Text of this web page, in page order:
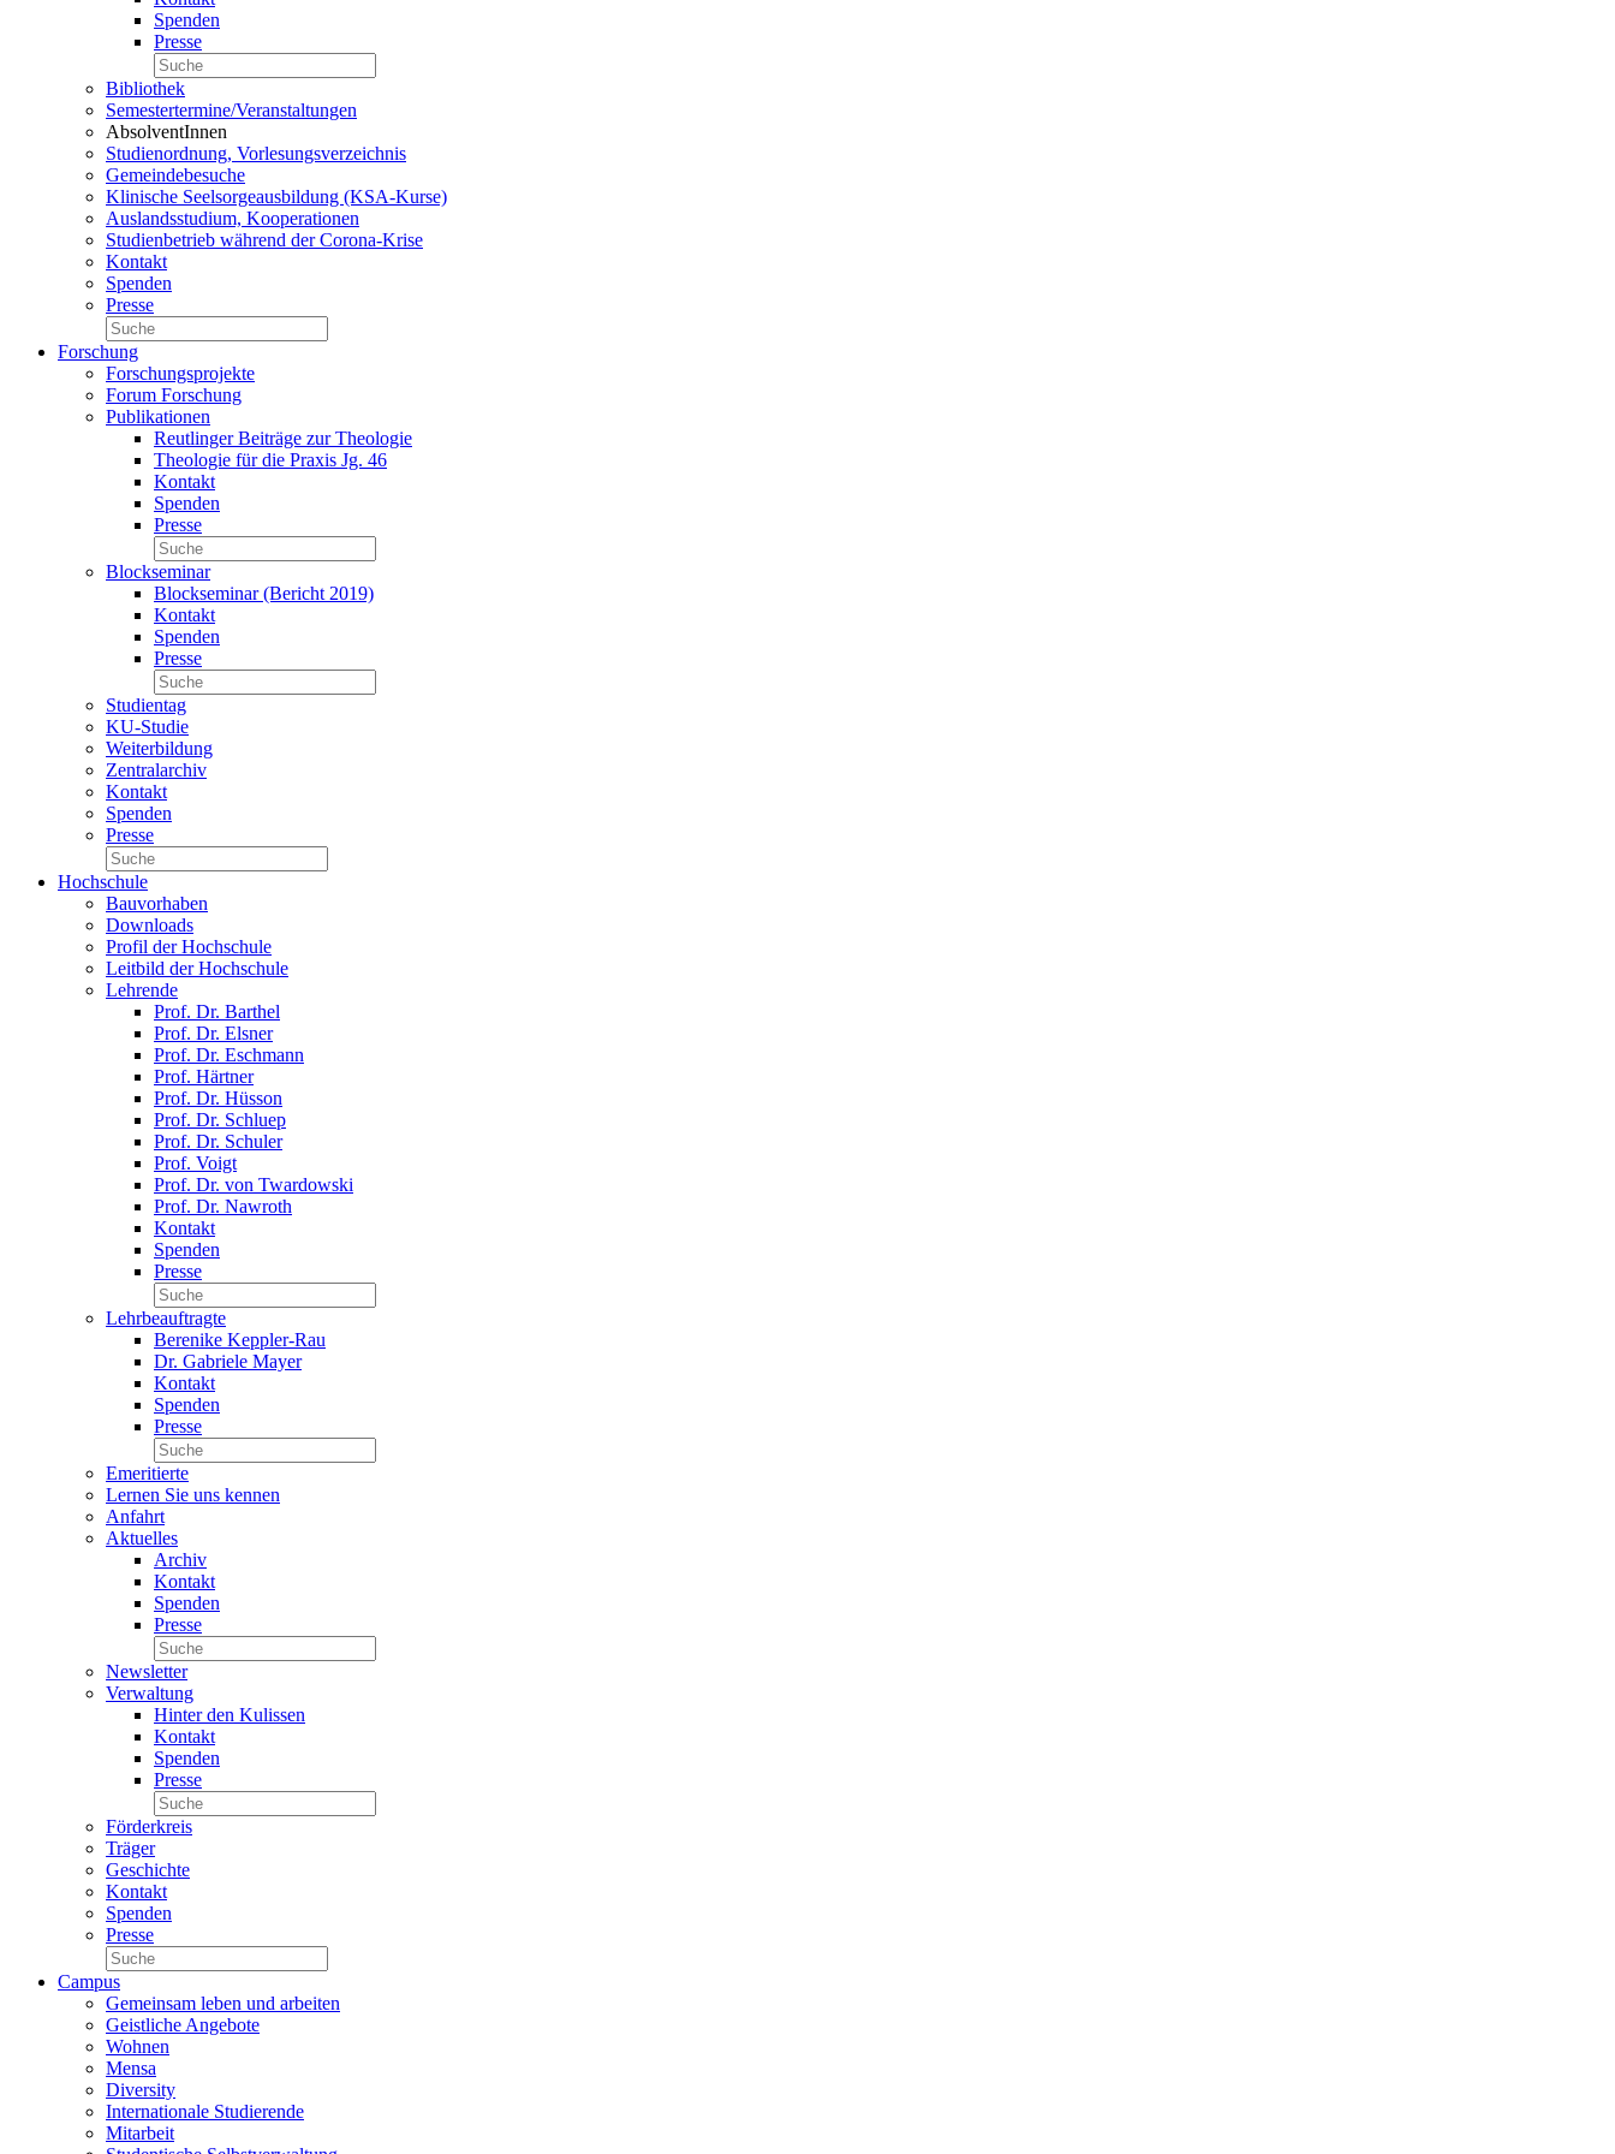
Spenden
Presse
Bibliothek
Semestertermine/Veranstaltungen
AbsolventInnen
Studienordnung, Vorlesungsverzeichnis
Gemeindebesuche
Klinische Seelsorgeausbildung (KSA-Kurse)
Auslandsstudium, Kooperationen
Studienbetrieb während der Corona-Krise
Kontakt
Spenden
Presse
Forschung
Forschungsprojekte
Forum Forschung
Publikationen
Reutlinger Beiträge zur Theologie
Theologie für die Praxis Jg. 46
Kontakt
Spenden
Presse
Blockseminar
Blockseminar (Bericht 2019)
Kontakt
Spenden
Presse
Studientag
KU-Studie
Weiterbildung
Zentralarchiv
Kontakt
Spenden
Presse
Hochschule
Bauvorhaben
Downloads
Profil der Hochschule
Leitbild der Hochschule
Lehrende
Prof. Dr. Barthel
Prof. Dr. Elsner
Prof. Dr. Eschmann
Prof. Härtner
Prof. Dr. Hüsson
Prof. Dr. Schluep
Prof. Dr. Schuler
Prof. Voigt
Prof. Dr. von Twardowski
Prof. Dr. Nawroth
Kontakt
Spenden
Presse
Lehrbeauftragte
Berenike Keppler-Rau
Dr. Gabriele Mayer
Kontakt
Spenden
Presse
Emeritierte
Lernen Sie uns kennen
Anfahrt
Aktuelles
Archiv
Kontakt
Spenden
Presse
Newsletter
Verwaltung
Hinter den Kulissen
Kontakt
Spenden
Presse
Förderkreis
Träger
Geschichte
Kontakt
Spenden
Presse
Campus
Gemeinsam leben und arbeiten
Geistliche Angebote
Wohnen
Mensa
Diversity
Internationale Studierende
Mitarbeit